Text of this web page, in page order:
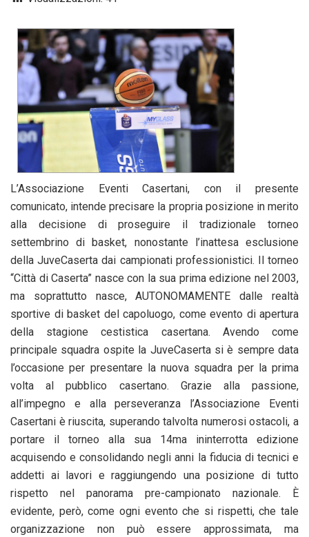
L’Associazione Eventi Casertani, con il presente
comunicato, intende precisare la propria posizione in merito
alla decisione di proseguire il tradizionale torneo
settembrino di basket, nonostante l’inattesa esclusione
della JuveCaserta dai campionati professionistici. Il torneo
“Città di Caserta” nasce con la sua prima edizione nel 2003,
ma soprattutto nasce, AUTONOMAMENTE dalle realtà
sportive di basket del capoluogo, come evento di apertura
della stagione cestistica casertana. Avendo come
principale squadra ospite la JuveCaserta si è sempre data
l’occasione per presentare la nuova squadra per la prima
volta al pubblico casertano. Grazie alla passione,
all’impegno e alla perseveranza l’Associazione Eventi
Casertani è riuscita, superando talvolta numerosi ostacoli, a
portare il torneo alla sua 14ma ininterrotta edizione
acquisendo e consolidando negli anni la fiducia di tecnici e
addetti ai lavori e raggiungendo una posizione di tutto
rispetto nel panorama pre-campionato nazionale. È
evidente, però, come ogni evento che si rispetti, che tale
organizzazione non può essere approssimata, ma